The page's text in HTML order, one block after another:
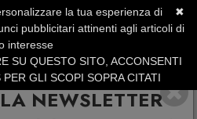
NEWSLETTER
+39.0773.470.562
| Fino al 40% di Sconto
✖
la tua esperienza di
pubblicitari attinenti agli articoli di
interesse
SU QUESTO SITO, ACCONSENTI
GLI SCOPI SOPRA CITATI